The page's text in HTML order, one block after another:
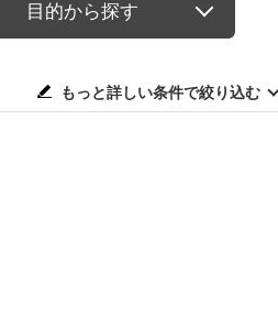
目的から探す
もっと詳しい条件で絞り込む